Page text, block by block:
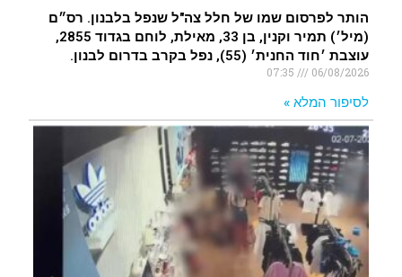
הותר לפרסום שמו של חלל צה"ל שנפל בלבנון. רס״ם
(מיל׳) תמיר וקנין, בן 33, מאילת, לוחם בגדוד 2855,
עוצבת ׳חוד החנית׳ (55), נפל בקרב בדרום לבנון.
06/08/2026
לסיפור המלא »